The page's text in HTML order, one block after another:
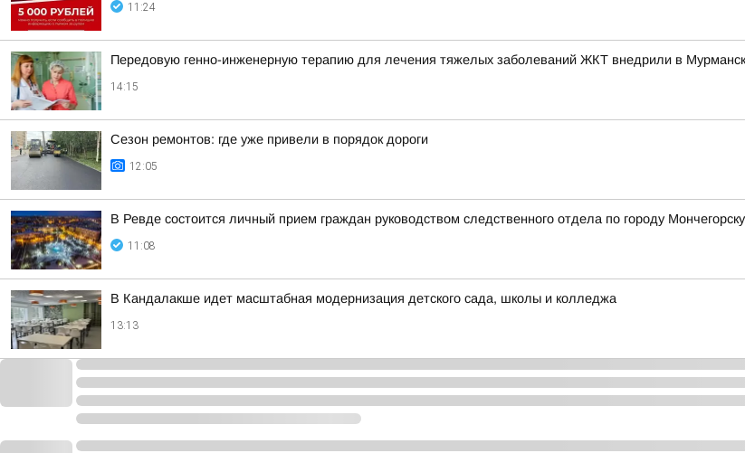
11:24
Передовую генно-инженерную терапию для лечения тяжелых заболеваний ЖКТ внедрили в
14:15
Сезон ремонтов: где уже привели в порядок дороги
12:05
В Ревде состоится личный прием граждан руководством следственного отдела по городу Мончегорску
11:08
В Кандалакше идет масштабная модернизация детского сада, школы и колледжа
13:13